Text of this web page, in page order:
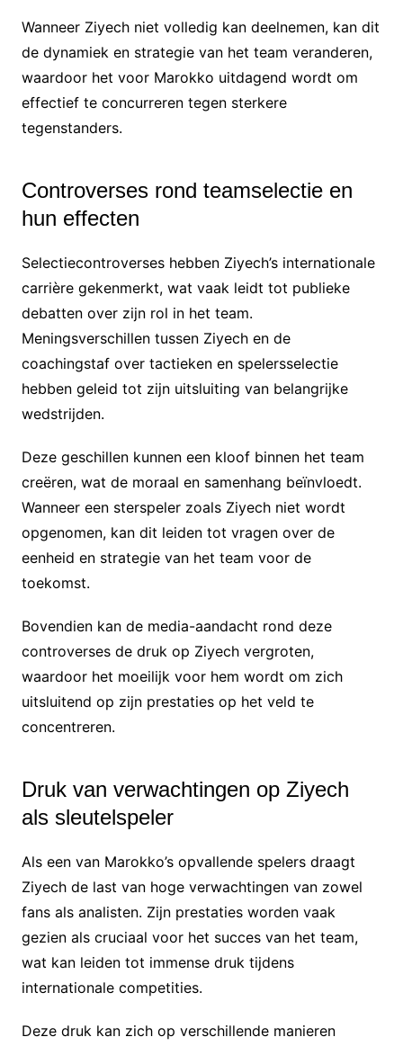
Wanneer Ziyech niet volledig kan deelnemen, kan dit
de dynamiek en strategie van het team veranderen,
waardoor het voor Marokko uitdagend wordt om
effectief te concurreren tegen sterkere
tegenstanders.
Controverses rond teamselectie en
hun effecten
Selectiecontroverses hebben Ziyech’s internationale
carrière gekenmerkt, wat vaak leidt tot publieke
debatten over zijn rol in het team.
Meningsverschillen tussen Ziyech en de
coachingstaf over tactieken en spelersselectie
hebben geleid tot zijn uitsluiting van belangrijke
wedstrijden.
Deze geschillen kunnen een kloof binnen het team
creëren, wat de moraal en samenhang beïnvloedt.
Wanneer een sterspeler zoals Ziyech niet wordt
opgenomen, kan dit leiden tot vragen over de
eenheid en strategie van het team voor de
toekomst.
Bovendien kan de media-aandacht rond deze
controverses de druk op Ziyech vergroten,
waardoor het moeilijk voor hem wordt om zich
uitsluitend op zijn prestaties op het veld te
concentreren.
Druk van verwachtingen op Ziyech
als sleutelspeler
Als een van Marokko’s opvallende spelers draagt
Ziyech de last van hoge verwachtingen van zowel
fans als analisten. Zijn prestaties worden vaak
gezien als cruciaal voor het succes van het team,
wat kan leiden tot immense druk tijdens
internationale competities.
Deze druk kan zich op verschillende manieren